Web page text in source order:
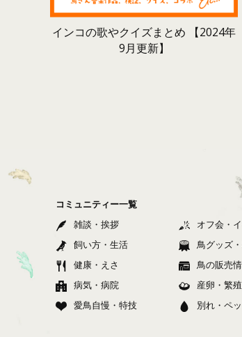
インコの歌やクイズまとめ 【2024年
9月更新】
コミュニティー一覧
雑談・挨拶
飼い方・生活
健康・えさ
病気・病院
愛鳥自慢・特技
オフ会・
鳥グッズ
鳥の販売
産卵・繁
別れ・ペ